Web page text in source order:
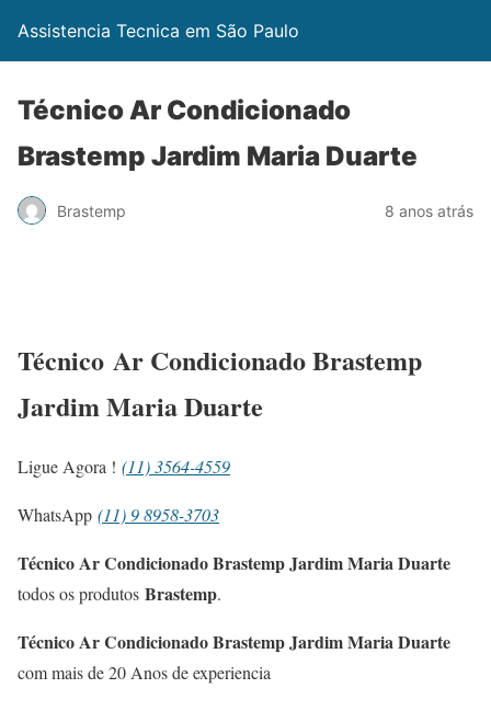
Assistencia Tecnica em São Paulo
Técnico Ar Condicionado
Brastemp Jardim Maria Duarte
Brastemp 8 anos atrás
Técnico Ar Condicionado Brastemp
Jardim Maria Duarte
Ligue Agora ! (11) 3564-4559
WhatsApp (11) 9 8958-3703
Técnico Ar Condicionado Brastemp Jardim Maria Duarte
todos os produtos Brastemp.
Técnico Ar Condicionado Brastemp Jardim Maria Duarte
com mais de 20 Anos de experiencia